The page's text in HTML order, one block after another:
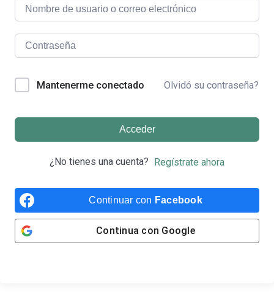
Mantenerme conectado Olvidó su contraseña?
Acceder
¿No tienes una cuenta? Regístrate ahora
Continuar con Facebook
Continua con Google